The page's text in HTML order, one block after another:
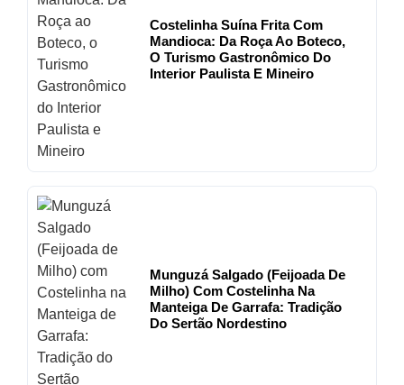
Costelinha Suína Frita Com
Mandioca: Da Roça Ao Boteco,
O Turismo Gastronômico Do
Interior Paulista E Mineiro
Munguzá Salgado (Feijoada De
Milho) Com Costelinha Na
Manteiga De Garrafa: Tradição
Do Sertão Nordestino